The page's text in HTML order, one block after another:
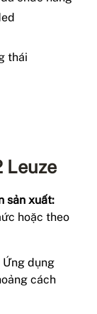
thái
Leuze
sản xuất:
hoặc theo
Ứng dụng
cách